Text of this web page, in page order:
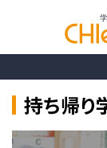
持ち帰り